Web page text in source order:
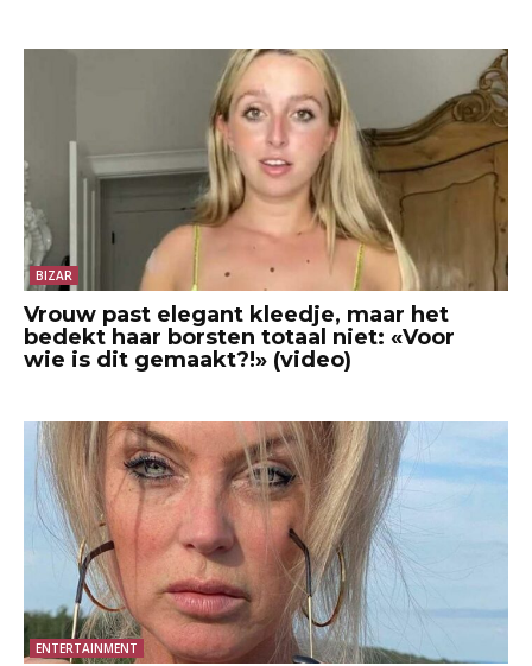
BIZAR
Vrouw past elegant kleedje, maar het
bedekt haar borsten totaal niet: «Voor
wie is dit gemaakt?!» (video)
ENTERTAINMENT